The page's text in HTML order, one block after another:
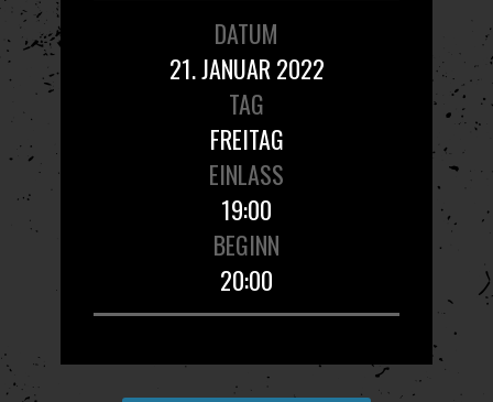
DATUM
21. JANUAR 2022
TAG
FREITAG
EINLASS
19:00
BEGINN
20:00